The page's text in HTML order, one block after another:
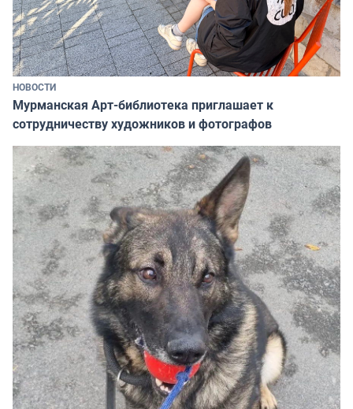
НОВОСТИ
Мурманская Арт-библиотека приглашает к
сотрудничеству художников и фотографов